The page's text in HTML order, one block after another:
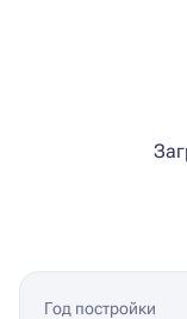
Год постройки